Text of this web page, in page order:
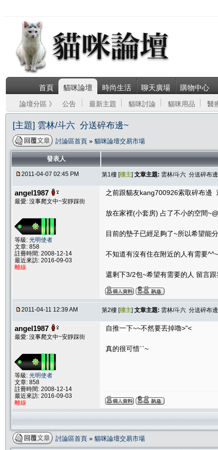
首頁 貓咪論壇 時尚生活 聊天廣場 購物中心
論壇分區 》 公告 最新主題 貓咪討論 貓咪用品 醫
[主題] 雲林/斗六 分送碎布邊~
討論區首頁 » 貓咪論壇交易市場
發表人
2011-04-07 02:45 PM 第1樓 [樓主] 文章主題: 雲林/斗六 分送碎布
angel1987
最愛: 沒事爬文中~安靜踩街
等級: 光明使者
文章: 858
註冊時間: 2008-12-14
最近來訪: 2016-09-03
離線
之前跟貓友kang700926索取碎布邊
放在家裡(小套房) 占了不小的空間
目前的墊子已經足夠了~所以希望能
不知道有沒有住在附近的人有需要^^~
還剩下3/2包~希望有需要的人 留言
2011-04-11 12:39 AM 第2樓 [樓主] 文章主題: 雲林/斗六 分送碎布
angel1987
最愛: 沒事爬文中~安靜踩街
等級: 光明使者
文章: 858
註冊時間: 2008-12-14
最近來訪: 2016-09-03
離線
自推一下~~不然要丟掉嚕>"<
真的很可惜ˊˋ~
討論區首頁 » 貓咪論壇交易市場